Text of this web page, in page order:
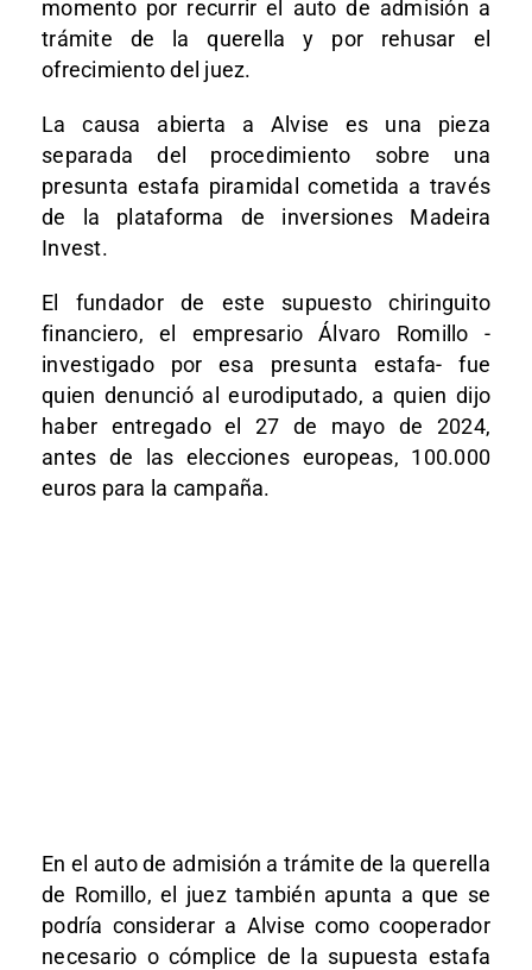
momento por recurrir el auto de admisión a
trámite de la querella y por rehusar el
ofrecimiento del juez.
La causa abierta a Alvise es una pieza
separada del procedimiento sobre una
presunta estafa piramidal cometida a través
de la plataforma de inversiones Madeira
Invest.
El fundador de este supuesto chiringuito
financiero, el empresario Álvaro Romillo -
investigado por esa presunta estafa- fue
quien denunció al eurodiputado, a quien dijo
haber entregado el 27 de mayo de 2024,
antes de las elecciones europeas, 100.000
euros para la campaña.
En el auto de admisión a trámite de la querella
de Romillo, el juez también apunta a que se
podría considerar a Alvise como cooperador
necesario o cómplice de la supuesta estafa